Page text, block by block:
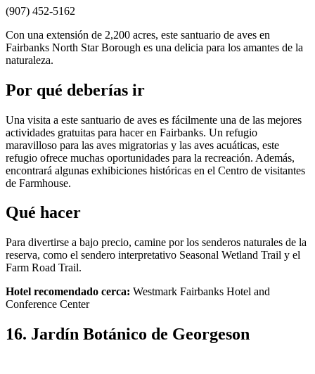
(907) 452-5162
Con una extensión de 2,200 acres, este santuario de aves en
Fairbanks North Star Borough es una delicia para los amantes de la
naturaleza.
Por qué deberías ir
Una visita a este santuario de aves es fácilmente una de las mejores
actividades gratuitas para hacer en Fairbanks. Un refugio
maravilloso para las aves migratorias y las aves acuáticas, este
refugio ofrece muchas oportunidades para la recreación. Además,
encontrará algunas exhibiciones históricas en el Centro de visitantes
de Farmhouse.
Qué hacer
Para divertirse a bajo precio, camine por los senderos naturales de la
reserva, como el sendero interpretativo Seasonal Wetland Trail y el
Farm Road Trail.
Hotel recomendado cerca: Westmark Fairbanks Hotel and
Conference Center
16. Jardín Botánico de Georgeson